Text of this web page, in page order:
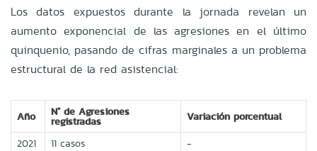
Los datos expuestos durante la jornada revelan un
aumento exponencial de las agresiones en el último
quinquenio, pasando de cifras marginales a un problema
estructural de la red asistencial:
Año N° de Agresiones
registradas
Variación porcentual
2021
11 casos
-